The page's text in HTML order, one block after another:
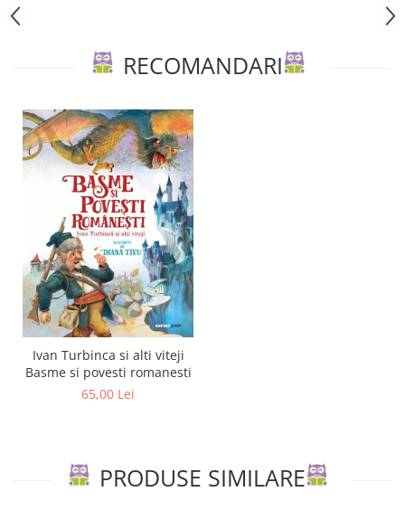
Editura Verba
RECOMANDARI
Ivan Turbinca si alti viteji
Basme si povesti romanesti
65,00 Lei
PRODUSE SIMILARE